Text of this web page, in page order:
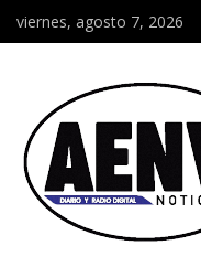
viernes, agosto 7, 2026